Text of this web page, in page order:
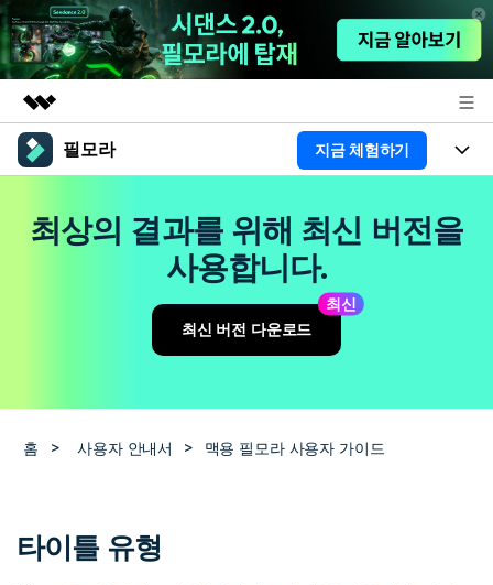
주요 제품
유틸리티
필모라 지금 체험하기
최상의 결과를 위해 최신 버전을
사용합니다.
최신
최신 버전 다운로드
홈 > 사용자 안내서 > 맥용 필모라 사용자 가이드
타이틀 유형